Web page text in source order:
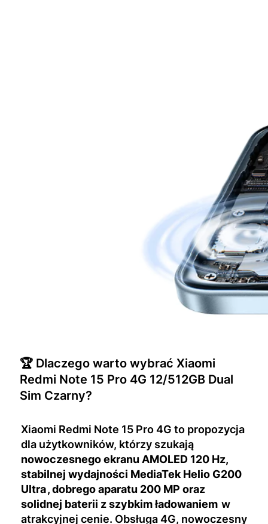
🏆 Dlaczego warto wybrać Xiaomi
Redmi Note 15 Pro 4G 12/512GB Dual
Sim Czarny?
Xiaomi Redmi Note 15 Pro 4G to propozycja
dla użytkowników, którzy szukają
nowoczesnego ekranu AMOLED 120 Hz,
stabilnej wydajności MediaTek Helio G200
Ultra, dobrego aparatu 200 MP oraz
solidnej baterii z szybkim ładowaniem w
atrakcyjnej cenie. Obsługa 4G, nowoczesny